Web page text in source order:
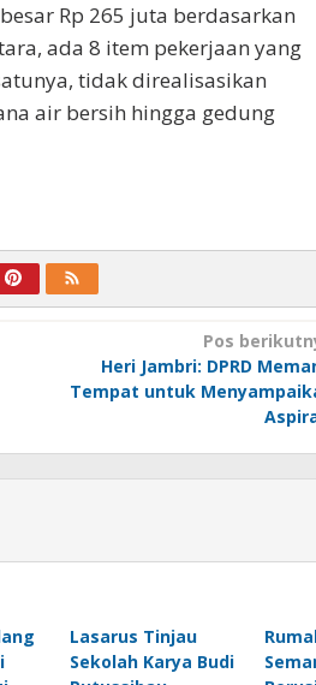
Rp 265 juta berdasarkan
ada 8 item pekerjaan yang
tidak direalisasikan
air bersih hingga gedung
Pos
Heri Jambri: DPRD
Tempat untuk
Lasarus Tinjau
Sekolah Karya Budi